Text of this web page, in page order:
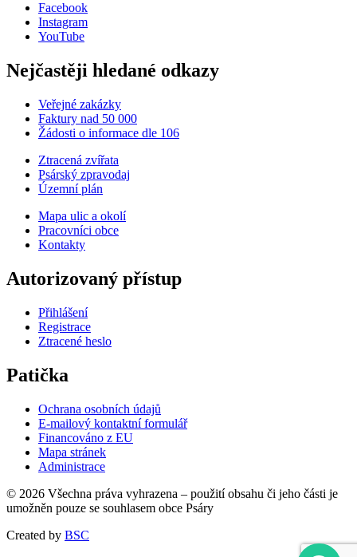
Facebook
Instagram
YouTube
Nejčastěji hledané odkazy
Veřejné zakázky
Faktury nad 50 000
Žádosti o informace dle 106
Ztracená zvířata
Psárský zpravodaj
Územní plán
Mapa ulic a okolí
Pracovníci obce
Kontakty
Autorizovaný přístup
Přihlášení
Registrace
Ztracené heslo
Patička
Ochrana osobních údajů
E-mailový kontaktní formulář
Financováno z EU
Mapa stránek
Administrace
© 2026 Všechna práva vyhrazena – použití obsahu či jeho části je
umožněn pouze se souhlasem obce Psáry
Created by BSC